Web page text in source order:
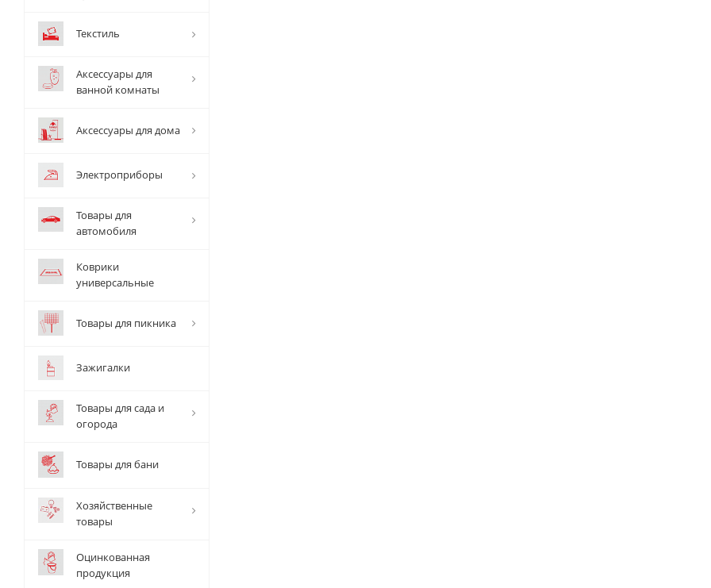
Текстиль
Аксессуары для
ванной комнаты
Аксессуары для дома
Электроприборы
Товары для
автомобиля
Коврики
универсальные
Товары для пикника
Зажигалки
Товары для сада и
огорода
Товары для бани
Хозяйственные
товары
Оцинкованная
продукция